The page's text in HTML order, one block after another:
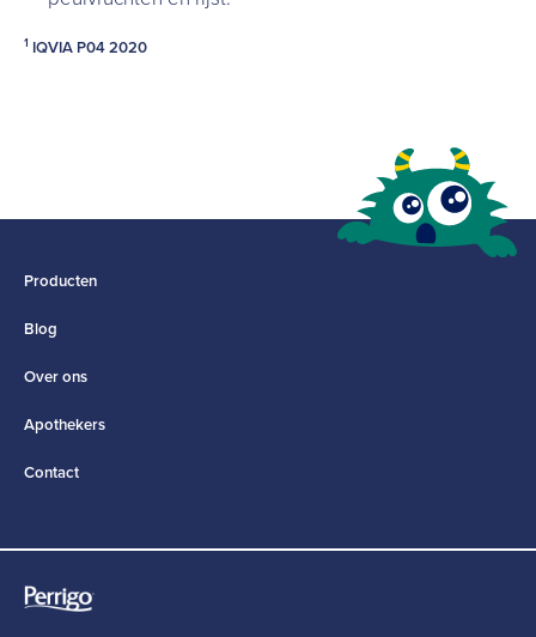
1 IQVIA P04 2020
Producten
Blog
Over ons
Apothekers
Contact